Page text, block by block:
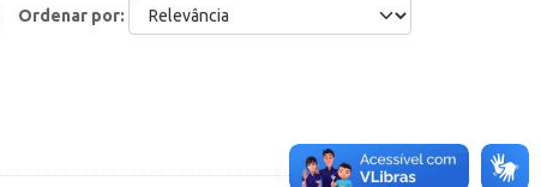
Ordenar por